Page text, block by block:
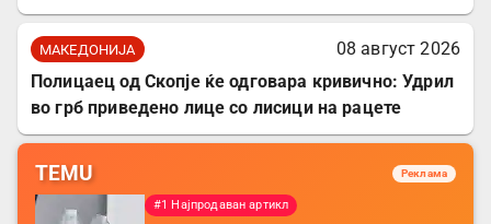
МАКЕДОНИЈА
08 август 2026
Полицаец од Скопје ќе одговара кривично: Удрил
во грб приведено лице со лисици на рацете
TEMU Реклама
#1 Најпродаван артикл